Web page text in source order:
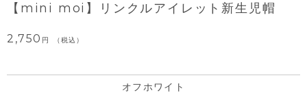
【mini moi】リンクルアイレット新生児帽
2,750 税込
オフホワイト